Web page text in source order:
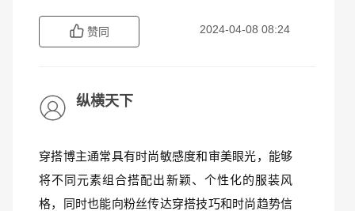
赞同 2024-04-08 08:24
纵横天下
穿搭博主通常具有时尚敏感度和审美眼光，能够
将不同元素组合搭配出新颖、个性化的服装风
格，同时也能向粉丝传达穿搭技巧和时尚趋势信